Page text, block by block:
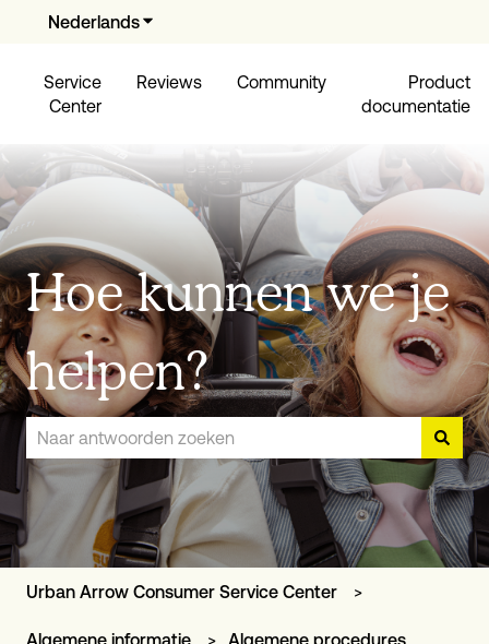
NederlandsSubmenu tonen voor vertalingen
Service
Center
Reviews Community
Product
documentatie
Hoe kunnen we je
helpen?
Er zijn geen suggesties want het zoekveld is leeg.
Urban Arrow Consumer Service Center
Algemene informatie Algemene procedures